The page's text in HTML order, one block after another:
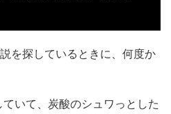
を探しているときに、何度か
いて、炭酸のシュワっとした